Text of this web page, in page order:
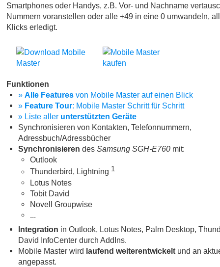
Smartphones oder Handys, z.B. Vor- und Nachname
Nummern voranstellen oder alle +49 in eine 0 umwandeln,
Klicks erledigt.
Funktionen
» Alle Features von Mobile Master auf einen Blick
» Feature Tour: Mobile Master Schritt für Schritt
» Liste aller unterstützten Geräte
Synchronisieren von Kontakten, Telefonnummern,
Adressbuch/Adressbücher
Synchronisieren des Samsung SGH-E760 mit:
Outlook
Thunderbird, Lightning 1
Lotus Notes
Tobit David
Novell Groupwise
...
Integration in Outlook, Lotus Notes, Palm Desktop,
David InfoCenter durch AddIns.
Mobile Master wird laufend weiterentwickelt und an
angepasst.